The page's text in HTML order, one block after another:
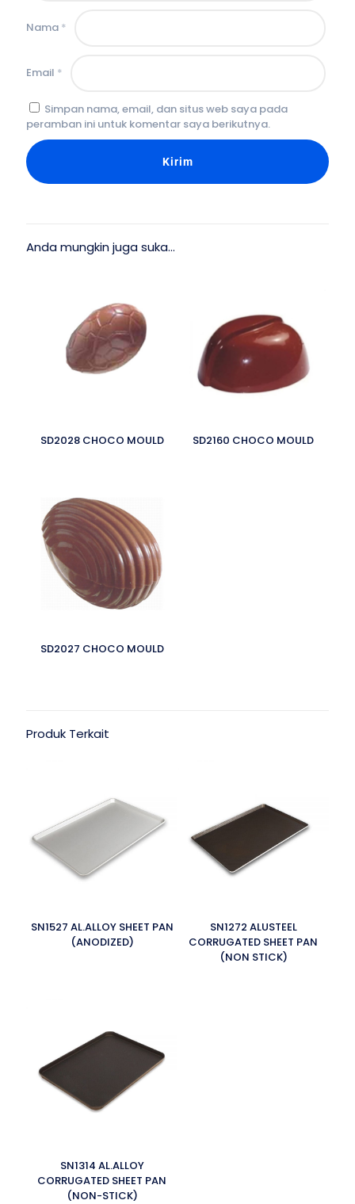
Nama *
Email *
Simpan nama, email, dan situs web saya pada
peramban ini untuk komentar saya berikutnya.
Anda mungkin juga suka…
SD2028 CHOCO MOULD SD2160 CHOCO MOULD
SD2027 CHOCO MOULD
Produk Terkait
SN1527 AL.ALLOY SHEET PAN
(ANODIZED)
SN1272 ALUSTEEL
CORRUGATED SHEET PAN
(NON STICK)
SN1314 AL.ALLOY
CORRUGATED SHEET PAN
(NON-STICK)